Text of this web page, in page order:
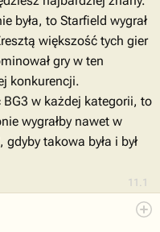
11.1
była, to Starfield wygrał
większość tych gier
gry w ten
konkurencji.
w każdej kategorii, to
wygrałby nawet w
takowa była i był